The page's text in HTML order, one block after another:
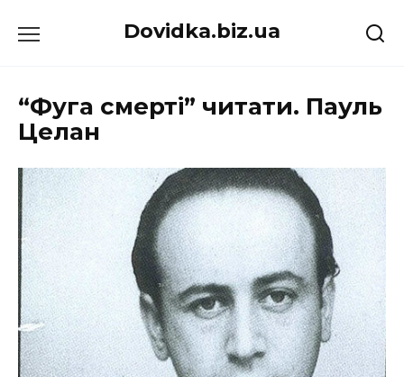
до
Dovidka.biz.ua
“Фуга смерті” читати. Пауль
Целан